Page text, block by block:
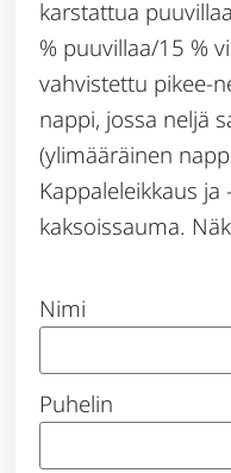
karstattua
% puuvillaa/15 %
vahvistettu pikee-
nappi, jossa neljä
(ylimääräinen
Kappaleleikkaus
kaksoissauma.
Nimi
Puhelin